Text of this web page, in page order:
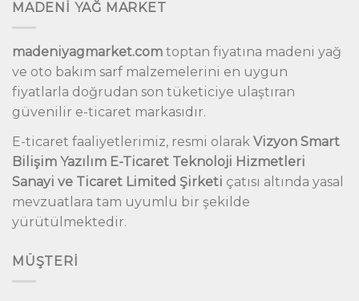
MADENİ YAĞ MARKET
madeniyagmarket.com toptan fiyatına madeni yağ
ve oto bakım sarf malzemelerini en uygun
fiyatlarla doğrudan son tüketiciye ulaştıran
güvenilir e-ticaret markasıdır.
E-ticaret faaliyetlerimiz, resmi olarak Vizyon Smart
Bilişim Yazılım E-Ticaret Teknoloji Hizmetleri
Sanayi ve Ticaret Limited Şirketi çatısı altında yasal
mevzuatlara tam uyumlu bir şekilde
yürütülmektedir.
MÜŞTERI